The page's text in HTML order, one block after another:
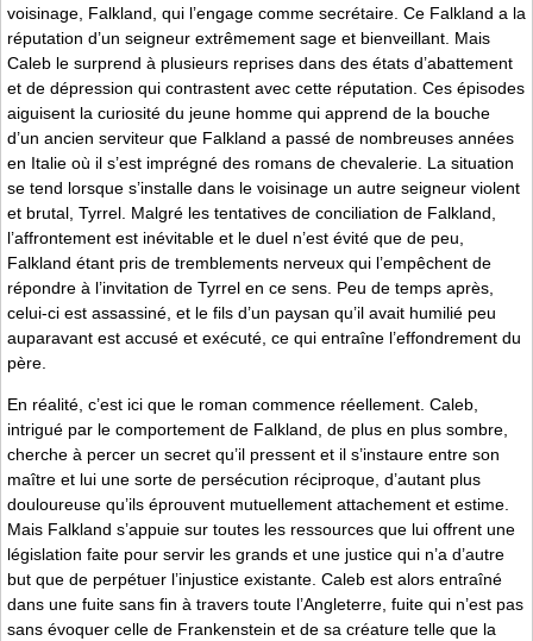
voisinage, Falkland, qui l’engage comme secrétaire. Ce Falkland a la
réputation d’un seigneur extrêmement sage et bienveillant. Mais
Caleb le surprend à plusieurs reprises dans des états d’abattement
et de dépression qui contrastent avec cette réputation. Ces épisodes
aiguisent la curiosité du jeune homme qui apprend de la bouche
d’un ancien serviteur que Falkland a passé de nombreuses années
en Italie où il s’est imprégné des romans de chevalerie. La situation
se tend lorsque s’installe dans le voisinage un autre seigneur violent
et brutal, Tyrrel. Malgré les tentatives de conciliation de Falkland,
l’affrontement est inévitable et le duel n’est évité que de peu,
Falkland étant pris de tremblements nerveux qui l’empêchent de
répondre à l’invitation de Tyrrel en ce sens. Peu de temps après,
celui-ci est assassiné, et le fils d’un paysan qu’il avait humilié peu
auparavant est accusé et exécuté, ce qui entraîne l’effondrement du
père.
En réalité, c’est ici que le roman commence réellement. Caleb,
intrigué par le comportement de Falkland, de plus en plus sombre,
cherche à percer un secret qu’il pressent et il s’instaure entre son
maître et lui une sorte de persécution réciproque, d’autant plus
douloureuse qu’ils éprouvent mutuellement attachement et estime.
Mais Falkland s’appuie sur toutes les ressources que lui offrent une
législation faite pour servir les grands et une justice qui n’a d’autre
but que de perpétuer l’injustice existante. Caleb est alors entraîné
dans une fuite sans fin à travers toute l’Angleterre, fuite qui n’est pas
sans évoquer celle de Frankenstein et de sa créature telle que la